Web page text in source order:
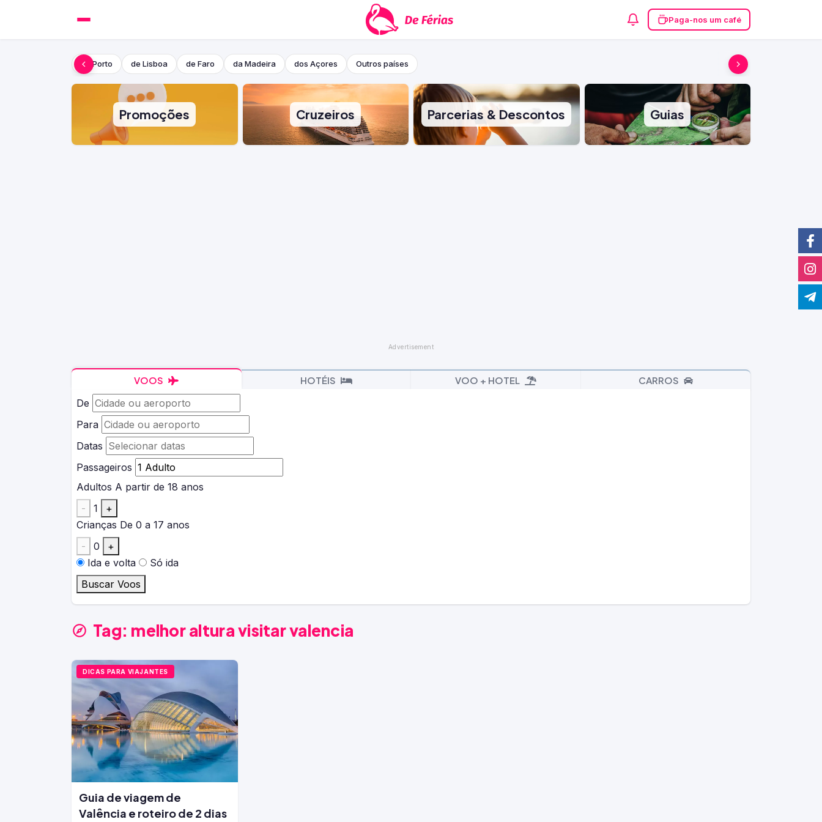
Paga-nos um café
do Porto de Lisboa de Faro da Madeira dos Açores Outros países
Promoções Cruzeiros Parcerias & Descontos Guias
VOOS HOTÉIS VOO + HOTEL CARROS
De
Para
Datas
Passageiros
Adultos A partir de 18 anos
-
1
+
Crianças De 0 a 17 anos
-
0
+
Ida e volta
Só ida
Buscar Voos
Tag: melhor altura visitar valencia
DICAS PARA VIAJANTES
Guia de viagem de
Valência e roteiro de 2 dias